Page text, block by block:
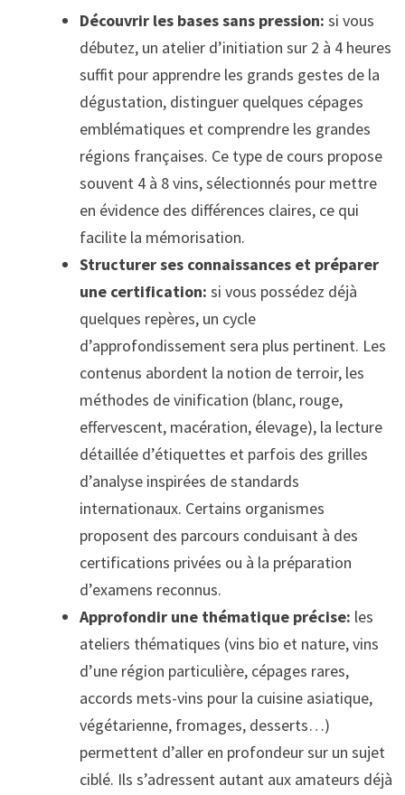
Découvrir les bases sans pression: si vous
débutez, un atelier d’initiation sur 2 à 4 heures
suffit pour apprendre les grands gestes de la
dégustation, distinguer quelques cépages
emblématiques et comprendre les grandes
régions françaises. Ce type de cours propose
souvent 4 à 8 vins, sélectionnés pour mettre
en évidence des différences claires, ce qui
facilite la mémorisation.
Structurer ses connaissances et préparer
une certification: si vous possédez déjà
quelques repères, un cycle
d’approfondissement sera plus pertinent. Les
contenus abordent la notion de terroir, les
méthodes de vinification (blanc, rouge,
effervescent, macération, élevage), la lecture
détaillée d’étiquettes et parfois des grilles
d’analyse inspirées de standards
internationaux. Certains organismes
proposent des parcours conduisant à des
certifications privées ou à la préparation
d’examens reconnus.
Approfondir une thématique précise: les
ateliers thématiques (vins bio et nature, vins
d’une région particulière, cépages rares,
accords mets-vins pour la cuisine asiatique,
végétarienne, fromages, desserts…)
permettent d’aller en profondeur sur un sujet
ciblé. Ils s’adressent autant aux amateurs déjà